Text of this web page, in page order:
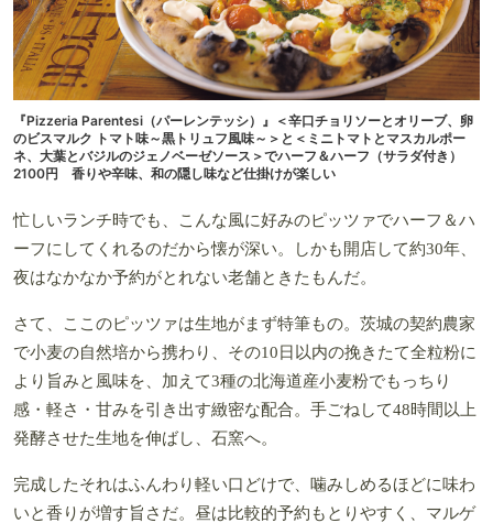
『Pizzeria Parentesi（パーレンテッシ）』＜辛口チョリソーとオリーブ、卵
のビスマルク トマト味～黒トリュフ風味～＞と＜ミニトマトとマスカルポー
ネ、大葉とバジルのジェノベーゼソース＞でハーフ＆ハーフ（サラダ付き）
2100円 香りや辛味、和の隠し味など仕掛けが楽しい
忙しいランチ時でも、こんな風に好みのピッツァでハーフ＆ハ
ーフにしてくれるのだから懐が深い。しかも開店して約30年、
夜はなかなか予約がとれない老舗ときたもんだ。
さて、ここのピッツァは生地がまず特筆もの。茨城の契約農家
で小麦の自然培から携わり、その10日以内の挽きたて全粒粉に
より旨みと風味を、加えて3種の北海道産小麦粉でもっちり
感・軽さ・甘みを引き出す緻密な配合。手ごねして48時間以上
発酵させた生地を伸ばし、石窯へ。
完成したそれはふんわり軽い口どけで、噛みしめるほどに味わ
いと香りが増す旨さだ。昼は比較的予約もとりやすく、マルゲ